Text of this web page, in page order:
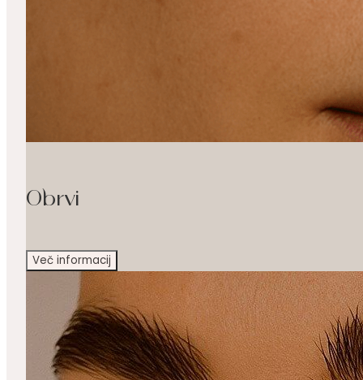
Obrvi
Več informacij